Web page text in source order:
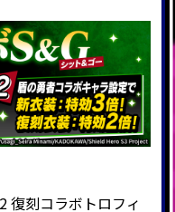
復刻コラボトロフィ